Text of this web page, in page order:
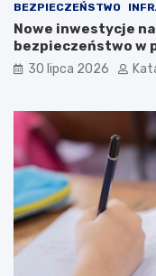
n
a
r
i
l
u
r
y
w
y
c
h
r
l
i
a
c
BEZPIECZEŃSTWO
Nowe inwestycje
bezpieczeństwo w
30 lipca 2026